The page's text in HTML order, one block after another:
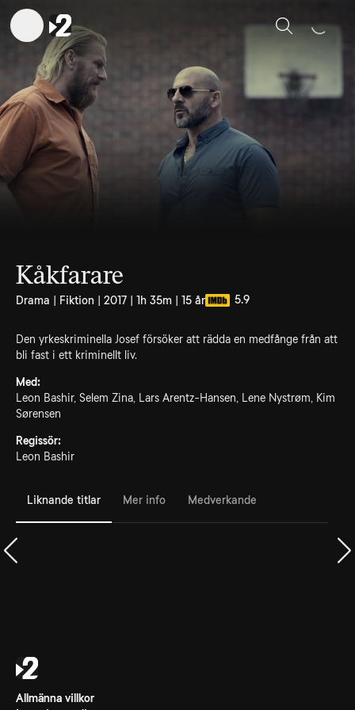
Sök
Kåkfarare
Drama | Fiktion | 2017 | 1h 35m | 15 år 5.9
Den yrkeskriminella Josef försöker att rädda en medfånge från att
bli fast i ett kriminellt liv.
Med:
Leon Bashir, Selem Zina, Lars Arentz-Hansen, Lene Nystrøm, Kim
Sørensen
Regissör:
Leon Bashir
Liknande titlar Mer info Medverkande
Allmänna villkor